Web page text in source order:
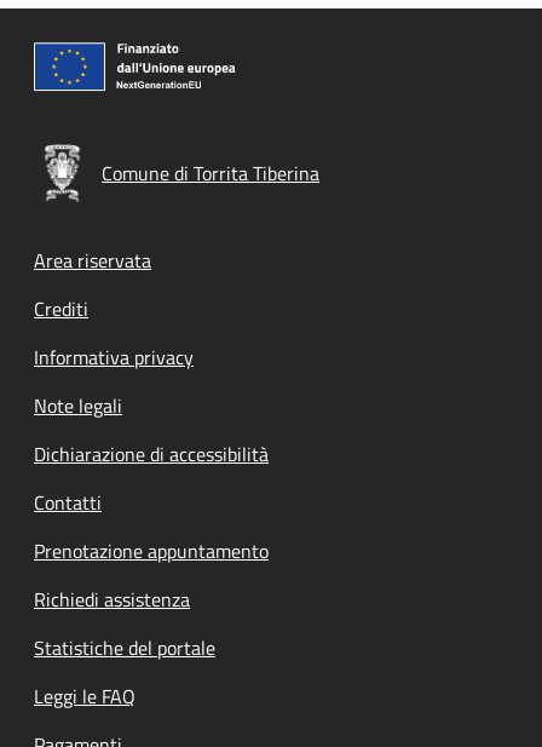
Comune di Torrita Tiberina
Footer menu
Area riservata
Crediti
Informativa privacy
Note legali
Dichiarazione di accessibilità
Contatti
Prenotazione appuntamento
Richiedi assistenza
Statistiche del portale
Leggi le FAQ